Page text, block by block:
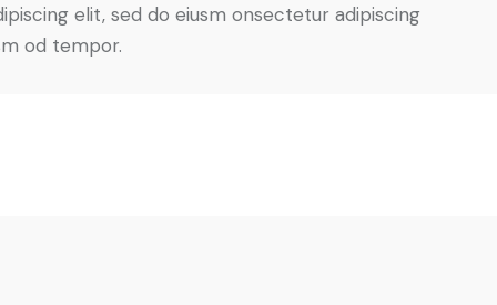
elit, sed do eiusm onsectetur adipiscing
od tempor.